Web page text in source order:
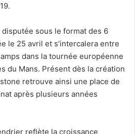
sous le format des 6
le 25 avril et s’intercalera entre
dans la tournée européenne
du Mans. Présent dès la création
retrouve ainsi une place de
après plusieurs années
reflète la croissance